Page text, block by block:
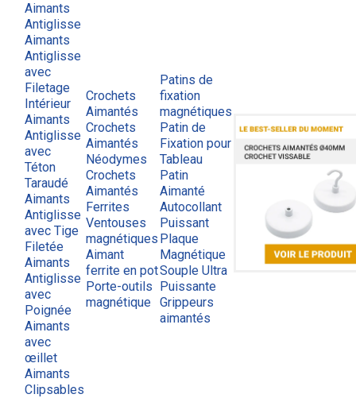
Aimants
Antiglisse
Aimants
Antiglisse
avec
Filetage
Intérieur
Aimants
Antiglisse
avec
Téton
Taraudé
Aimants
Antiglisse
avec Tige
Filetée
Aimants
Antiglisse
avec
Poignée
Aimants
avec
œillet
Aimants
Clipsables
Crochets
Aimantés
Crochets
Aimantés
Néodymes
Crochets
Aimantés
Ferrites
Ventouses
magnétiques
Aimant
ferrite en pot
Porte-outils
magnétique
Patins de
fixation
magnétiques
Patin de
Fixation pour
Tableau
Patin
Aimanté
Autocollant
Puissant
Plaque
Magnétique
Souple Ultra
Puissante
Grippeurs
aimantés